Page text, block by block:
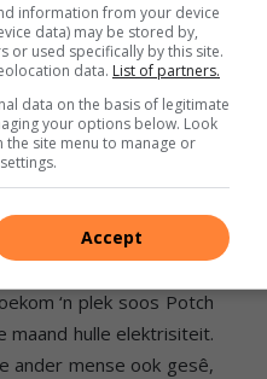
en AfriForum en wie
pas nie? Almal praat net
wat nie betaal nie,
‘n plek soos Potch
maand hulle elektrisiteit.
ander mense ook gesê,
information from your device
data) may be stored by,
or used specifically by this site.
data. List of partners.
data on the basis of legitimate
your options below. Look
site menu to manage or
Accept